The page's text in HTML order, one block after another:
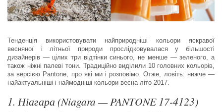
Тенденція використовувати найприродніші кольори яскравої
весняної і літньої природи прослідковувалася у більшості
дизайнерів — цілих три відтінки синього, не менше — зеленого, а
також ніжні палеві тони. Традиційно виділили 10 головних кольорів,
за версією Pantone, про які ми і розповімо. Отже, ловіть: нижче —
найактуальніші і наймодніші кольори весна-літо 2017.
1. Ніагара (Niagara — PANTONE 17-4123)